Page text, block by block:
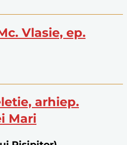
Vlasie, ep.
arhiep.
Mari